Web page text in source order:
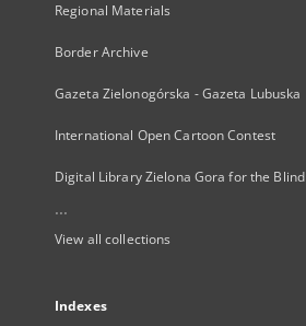
Regional Materials
Border Archive
Gazeta Zielonogórska - Gazeta Lubuska
International Open Cartoon Contest
Digital Library Zielona Gora for the Blind
...
View all collections
Indexes